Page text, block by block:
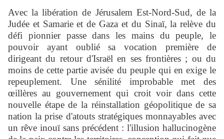
Avec la libération de Jérusalem Est-Nord-Sud, de la
Judée et Samarie et de Gaza et du Sinaï, la relève du
défi pionnier passe dans les mains du peuple, le
pouvoir ayant oublié sa vocation première de
dirigeant du retour d'Israël en ses frontières ; ou du
moins de cette partie avisée du peuple qui en exige le
repeuplement. Une sénilité improbable met des
œillères au gouvernement qui croit voir dans cette
nouvelle étape de la réinstallation géopolitique de sa
nation la prise d'atouts stratégiques monnayables avec
un rêve inouï sans précédent : l'illusion hallucinogène